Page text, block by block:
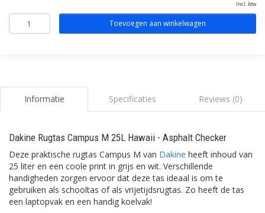
Incl. btw
Toevoegen aan winkelwagen
Informatie Specificaties Reviews (0)
Dakine Rugtas Campus M 25L Hawaii - Asphalt Checker
Deze praktische rugtas Campus M van Dakine heeft inhoud van
25 liter en een coole print in grijs en wit. Verschillende
handigheden zorgen ervoor dat deze tas ideaal is om te
gebruiken als schooltas of als vrijetijdsrugtas. Zo heeft de tas
een laptopvak en een handig koelvak!